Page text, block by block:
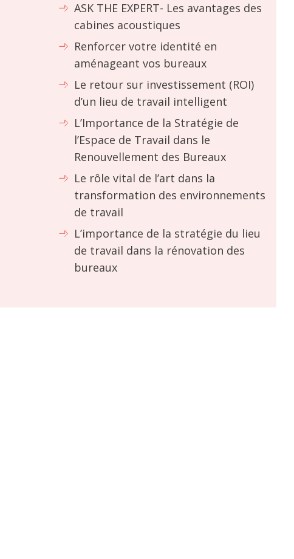
ASK THE EXPERT- Les avantages des
cabines acoustiques
Renforcer votre identité en
aménageant vos bureaux
Le retour sur investissement (ROI)
d’un lieu de travail intelligent
L’Importance de la Stratégie de
l’Espace de Travail dans le
Renouvellement des Bureaux
Le rôle vital de l’art dans la
transformation des environnements
de travail
L’importance de la stratégie du lieu
de travail dans la rénovation des
bureaux